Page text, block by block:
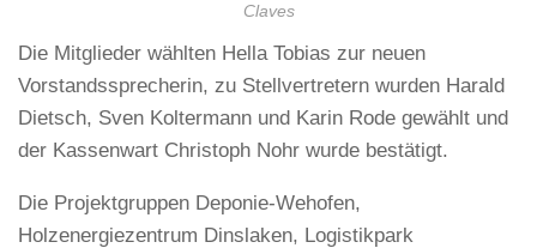
Claves
Die Mitglieder wählten Hella Tobias zur neuen
Vorstandssprecherin, zu Stellvertretern wurden Harald
Dietsch, Sven Koltermann und Karin Rode gewählt und
der Kassenwart Christoph Nohr wurde bestätigt.
Die Projektgruppen Deponie-Wehofen,
Holzenergiezentrum Dinslaken, Logistikpark